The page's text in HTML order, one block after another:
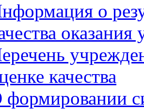
о
оказания
качества